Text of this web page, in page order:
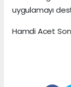
uygulamayı
Hamdi Acet